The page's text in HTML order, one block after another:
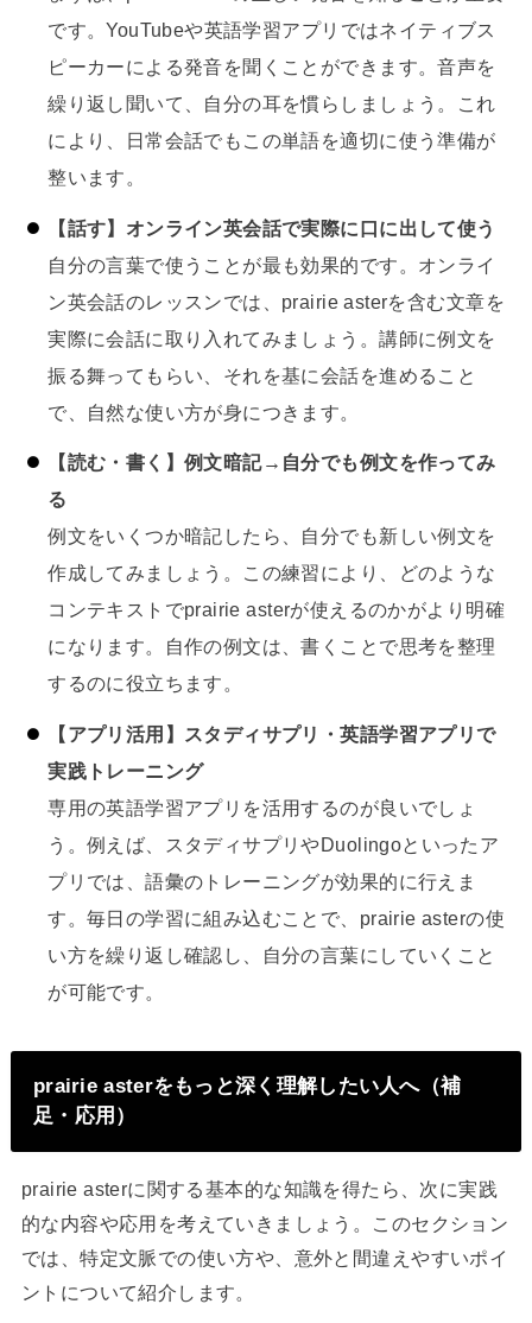
です。YouTubeや英語学習アプリではネイティブス
ピーカーによる発音を聞くことができます。音声を
繰り返し聞いて、自分の耳を慣らしましょう。これ
により、日常会話でもこの単語を適切に使う準備が
整います。
【話す】オンライン英会話で実際に口に出して使う
自分の言葉で使うことが最も効果的です。オンライ
ン英会話のレッスンでは、prairie asterを含む文章を
実際に会話に取り入れてみましょう。講師に例文を
振る舞ってもらい、それを基に会話を進めること
で、自然な使い方が身につきます。
【読む・書く】例文暗記→自分でも例文を作ってみ
る
例文をいくつか暗記したら、自分でも新しい例文を
作成してみましょう。この練習により、どのような
コンテキストでprairie asterが使えるのかがより明確
になります。自作の例文は、書くことで思考を整理
するのに役立ちます。
【アプリ活用】スタディサプリ・英語学習アプリで
実践トレーニング
専用の英語学習アプリを活用するのが良いでしょ
う。例えば、スタディサプリやDuolingoといったア
プリでは、語彙のトレーニングが効果的に行えま
す。毎日の学習に組み込むことで、prairie asterの使
い方を繰り返し確認し、自分の言葉にしていくこと
が可能です。
prairie asterをもっと深く理解したい人へ（補
足・応用）
prairie asterに関する基本的な知識を得たら、次に実践
的な内容や応用を考えていきましょう。このセクション
では、特定文脈での使い方や、意外と間違えやすいポイ
ントについて紹介します。